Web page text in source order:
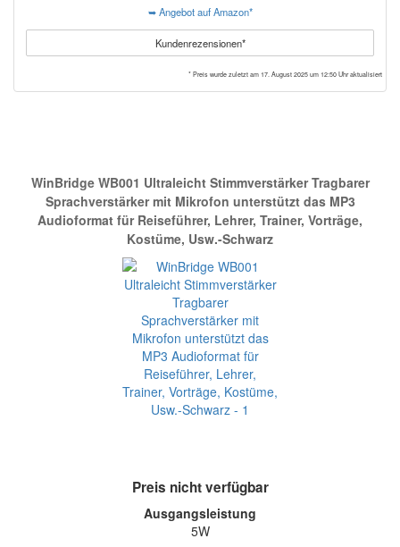
➥ Angebot auf Amazon*
Kundenrezensionen*
* Preis wurde zuletzt am 17. August 2025 um 12:50 Uhr aktualisiert
WinBridge WB001 Ultraleicht Stimmverstärker Tragbarer
Sprachverstärker mit Mikrofon unterstützt das MP3
Audioformat für Reiseführer, Lehrer, Trainer, Vorträge,
Kostüme, Usw.-Schwarz
Preis nicht verfügbar
Ausgangsleistung
5W